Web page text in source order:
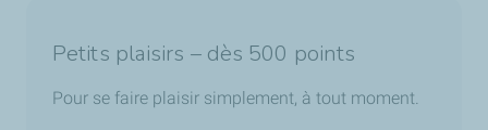
Petits plaisirs – dès 500 points
Pour se faire plaisir simplement, à tout moment.